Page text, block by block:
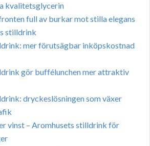
kvalitetsglycerin
full av burkar mot stilla elegans
stilldrink
mer förutsägbar inköpskostnad
gör buffélunchen mer attraktiv
dryckeslösningen som växer
vinst – Aromhusets stilldrink för